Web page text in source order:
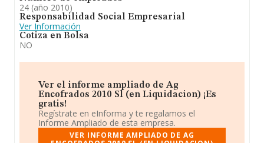
24 (año 2010)
Responsabilidad Social Empresarial
Ver Información
Cotiza en Bolsa
NO
Ver el informe ampliado de Ag
Encofrados 2010 Sl (en Liquidacion) ¡Es
gratis!
Regístrate en eInforma y te regalamos el
Informe Ampliado de esta empresa.
VER INFORME AMPLIADO DE AG